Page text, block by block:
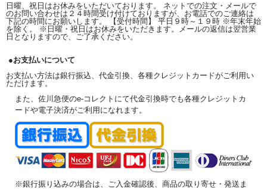
日曜、祝日はお休みをいただいております。 ネットでの注文・メールで
のお問い合わせは２４時間受け付けておりますが、お電話でのご連絡は
下記の時間にお願いします。 【受付時間】 平日９時～１９時 ※年末年始
を除く。 ※日曜・祝日はお休みをいただきます。メールの返信は翌営業
日となりますので、ご了承ください。
●お支払いについて
お支払い方法は銀行振込、代金引換、各種クレジットカードがご利用い
ただけます。
また、佐川急便のe-コレクトにて代金引換時でも各種クレジットカ
ードや電子決済がご利用になれます。
※銀行振り込みの場合は、ご入金確認後、商品の取り寄せ・発送ま